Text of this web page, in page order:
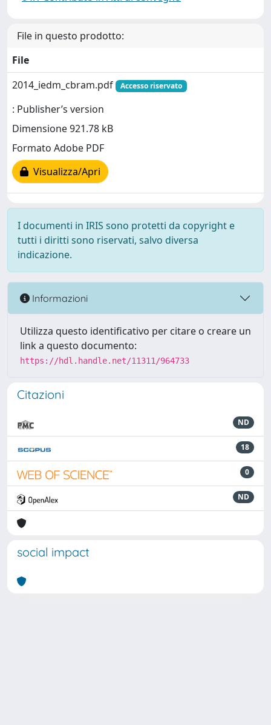
File in questo prodotto:
File
2014_iedm_cbram.pdf
Accesso riservato
: Publisher’s version
Dimensione 921.78 kB
Formato Adobe PDF
Visualizza/Apri
I documenti in IRIS sono protetti da copyright e
tutti i diritti sono riservati, salvo diversa
indicazione.
Informazioni
Utilizza questo identificativo per citare o creare un
link a questo documento:
https://hdl.handle.net/11311/964733
Citazioni
ND
18
0
ND
social impact